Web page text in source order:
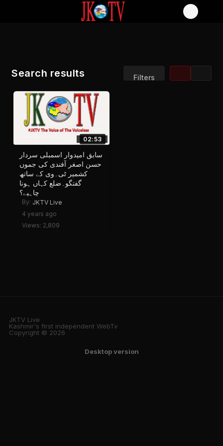
Filters
Search results
Sort by:
02:53
سابق امیدوار اسمبلی سردار
حسن اصغر آفندی کی جموں
کشمیر ٹی۔وی کے ساتھ
گفتگو۔ضلع کہاں ہونا
چاہیے؟
By: JKTV Live
4 years ago
Views: 2,809
JKTV Live
Kashmir's first independent WebTv
Copyright © 2026
Desktop version